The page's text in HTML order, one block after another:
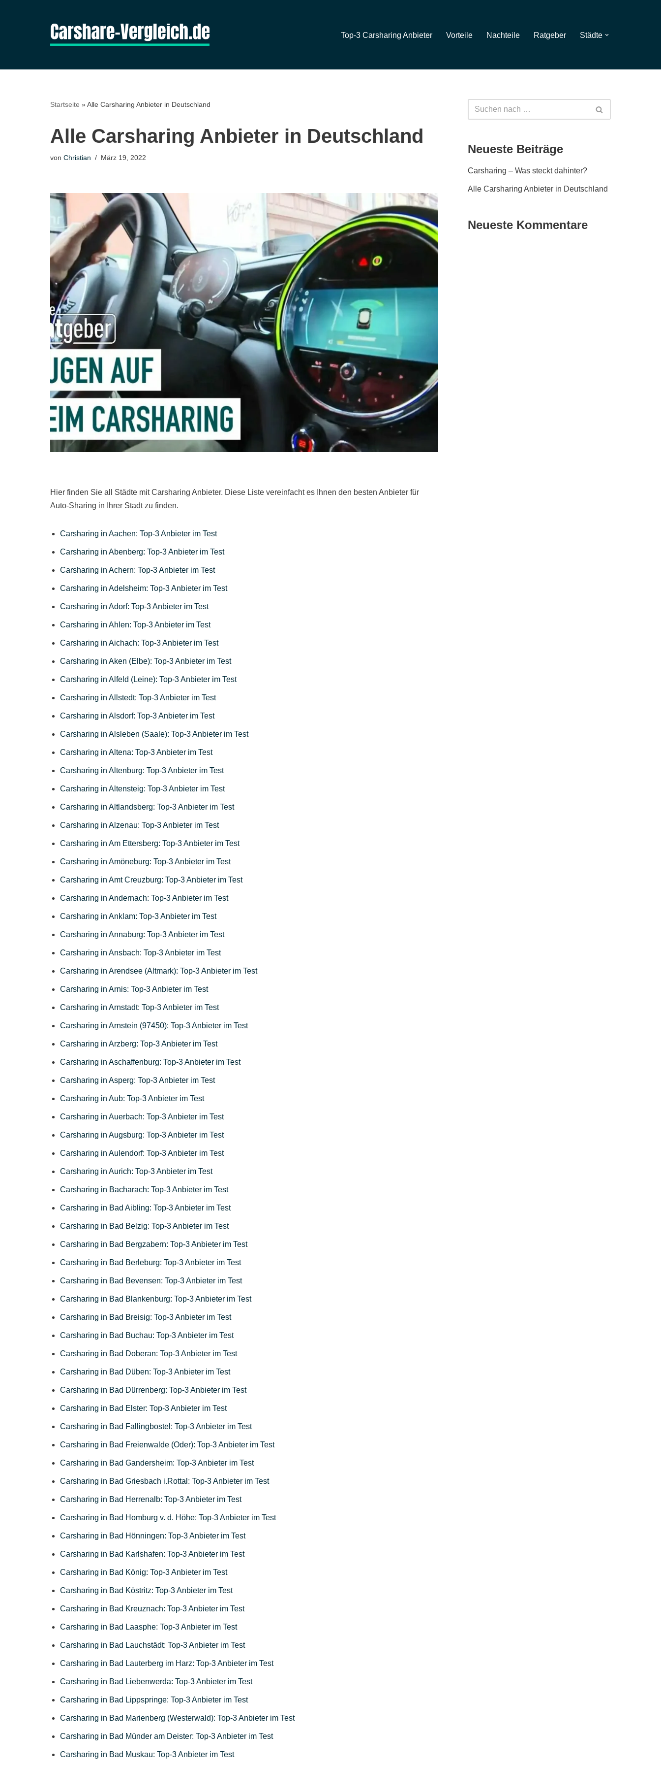
Top-3 Carsharing Anbieter Vorteile Nachteile Ratgeber Städte
Startseite »Alle Carsharing Anbieter in Deutschland
Alle Carsharing Anbieter in Deutschland
von Christian März 19, 2022
Hier finden Sie all Städte mit Carsharing Anbieter. Diese Liste vereinfacht es Ihnen den besten Anbieter für
Auto-Sharing in Ihrer Stadt zu finden.
Carsharing in Aachen: Top-3 Anbieter im Test
Carsharing in Abenberg: Top-3 Anbieter im Test
Carsharing in Achern: Top-3 Anbieter im Test
Carsharing in Adelsheim: Top-3 Anbieter im Test
Carsharing in Adorf: Top-3 Anbieter im Test
Carsharing in Ahlen: Top-3 Anbieter im Test
Carsharing in Aichach: Top-3 Anbieter im Test
Carsharing in Aken (Elbe): Top-3 Anbieter im Test
Carsharing in Alfeld (Leine): Top-3 Anbieter im Test
Carsharing in Allstedt: Top-3 Anbieter im Test
Carsharing in Alsdorf: Top-3 Anbieter im Test
Carsharing in Alsleben (Saale): Top-3 Anbieter im Test
Carsharing in Altena: Top-3 Anbieter im Test
Carsharing in Altenburg: Top-3 Anbieter im Test
Carsharing in Altensteig: Top-3 Anbieter im Test
Carsharing in Altlandsberg: Top-3 Anbieter im Test
Carsharing in Alzenau: Top-3 Anbieter im Test
Carsharing in Am Ettersberg: Top-3 Anbieter im Test
Carsharing in Amöneburg: Top-3 Anbieter im Test
Carsharing in Amt Creuzburg: Top-3 Anbieter im Test
Carsharing in Andernach: Top-3 Anbieter im Test
Carsharing in Anklam: Top-3 Anbieter im Test
Carsharing in Annaburg: Top-3 Anbieter im Test
Carsharing in Ansbach: Top-3 Anbieter im Test
Carsharing in Arendsee (Altmark): Top-3 Anbieter im Test
Carsharing in Arnis: Top-3 Anbieter im Test
Carsharing in Arnstadt: Top-3 Anbieter im Test
Carsharing in Arnstein (97450): Top-3 Anbieter im Test
Carsharing in Arzberg: Top-3 Anbieter im Test
Carsharing in Aschaffenburg: Top-3 Anbieter im Test
Carsharing in Asperg: Top-3 Anbieter im Test
Carsharing in Aub: Top-3 Anbieter im Test
Carsharing in Auerbach: Top-3 Anbieter im Test
Carsharing in Augsburg: Top-3 Anbieter im Test
Carsharing in Aulendorf: Top-3 Anbieter im Test
Carsharing in Aurich: Top-3 Anbieter im Test
Carsharing in Bacharach: Top-3 Anbieter im Test
Carsharing in Bad Aibling: Top-3 Anbieter im Test
Carsharing in Bad Belzig: Top-3 Anbieter im Test
Carsharing in Bad Bergzabern: Top-3 Anbieter im Test
Carsharing in Bad Berleburg: Top-3 Anbieter im Test
Carsharing in Bad Bevensen: Top-3 Anbieter im Test
Carsharing in Bad Blankenburg: Top-3 Anbieter im Test
Carsharing in Bad Breisig: Top-3 Anbieter im Test
Carsharing in Bad Buchau: Top-3 Anbieter im Test
Carsharing in Bad Doberan: Top-3 Anbieter im Test
Carsharing in Bad Düben: Top-3 Anbieter im Test
Carsharing in Bad Dürrenberg: Top-3 Anbieter im Test
Carsharing in Bad Elster: Top-3 Anbieter im Test
Carsharing in Bad Fallingbostel: Top-3 Anbieter im Test
Carsharing in Bad Freienwalde (Oder): Top-3 Anbieter im Test
Carsharing in Bad Gandersheim: Top-3 Anbieter im Test
Carsharing in Bad Griesbach i.Rottal: Top-3 Anbieter im Test
Carsharing in Bad Herrenalb: Top-3 Anbieter im Test
Carsharing in Bad Homburg v. d. Höhe: Top-3 Anbieter im Test
Carsharing in Bad Hönningen: Top-3 Anbieter im Test
Carsharing in Bad Karlshafen: Top-3 Anbieter im Test
Carsharing in Bad König: Top-3 Anbieter im Test
Carsharing in Bad Köstritz: Top-3 Anbieter im Test
Carsharing in Bad Kreuznach: Top-3 Anbieter im Test
Carsharing in Bad Laasphe: Top-3 Anbieter im Test
Carsharing in Bad Lauchstädt: Top-3 Anbieter im Test
Carsharing in Bad Lauterberg im Harz: Top-3 Anbieter im Test
Carsharing in Bad Liebenwerda: Top-3 Anbieter im Test
Carsharing in Bad Lippspringe: Top-3 Anbieter im Test
Carsharing in Bad Marienberg (Westerwald): Top-3 Anbieter im Test
Carsharing in Bad Münder am Deister: Top-3 Anbieter im Test
Carsharing in Bad Muskau: Top-3 Anbieter im Test
Neueste Beiträge
Carsharing – Was steckt dahinter?
Alle Carsharing Anbieter in Deutschland
Neueste Kommentare